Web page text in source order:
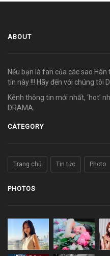
ABOUT
Nếu bạn là fan của các sao
tin này !!! Hãy đến với chúng tôi
Kênh thông tin mới nhất, ‘hot’
DRAMA.
CATEGORY
Trang chủ Tin tức Photo
PHOTOS